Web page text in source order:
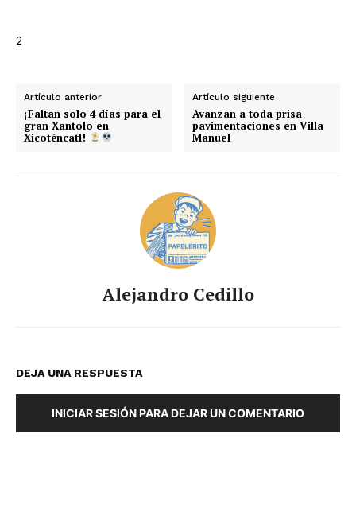
2
Artículo anterior
¡Faltan solo 4 días para el
gran Xantolo en
Xicoténcatl!
Artículo siguiente
Avanzan a toda prisa
pavimentaciones en Villa
Manuel
Alejandro Cedillo
DEJA UNA RESPUESTA
INICIAR SESIÓN PARA DEJAR UN COMENTARIO